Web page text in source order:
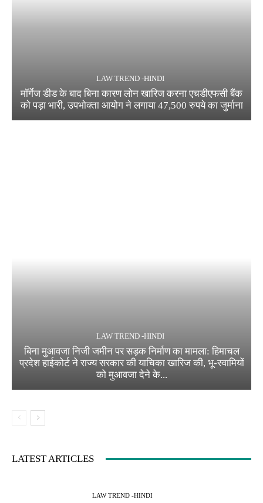
LAW TREND -HINDI
मॉर्गेज डीड के बाद बिना कारण लोन खारिज करना एचडीएफसी बैंक
को पड़ा भारी, उपभोक्ता आयोग ने लगाया 47,500 रुपये का जुर्माना
LAW TREND -HINDI
बिना मुआवजा निजी जमीन पर सड़क निर्माण का मामला: हिमाचल
प्रदेश हाईकोर्ट ने राज्य सरकार की याचिका खारिज की, भू-स्वामियों
को मुआवजा देने के...
LATEST ARTICLES
LAW TREND -HINDI